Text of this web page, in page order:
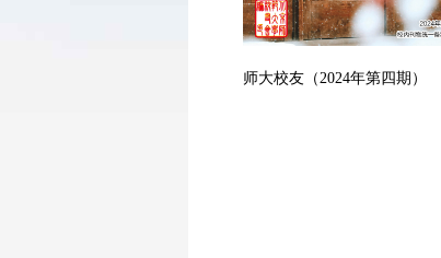
师大校友（2024年第四期）